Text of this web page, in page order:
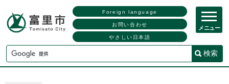
Foreign language
お問い合わせ
やさしい日本語
検索
メニュー